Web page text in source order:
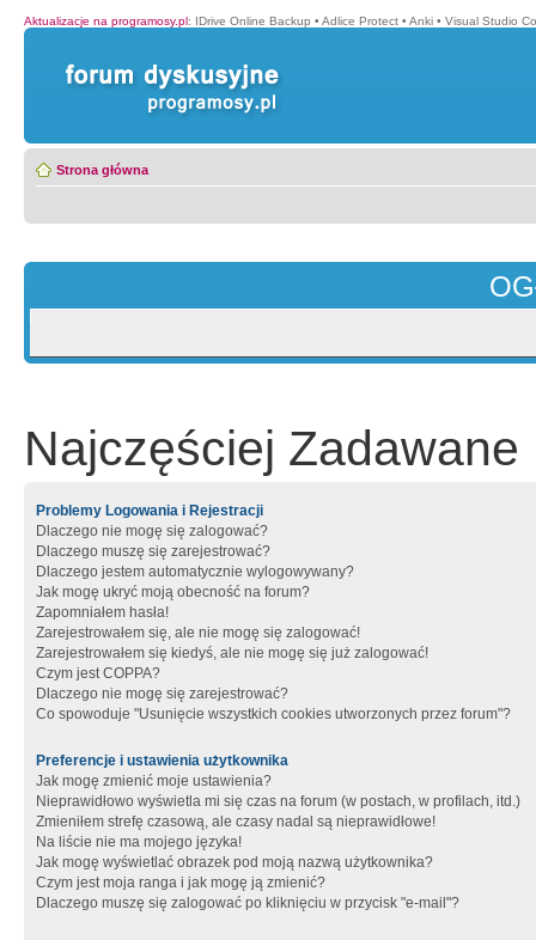
Aktualizacje na programosy.pl: IDrive Online Backup • Adlice Protect • Anki • Visual Studio
Strona główna
Najczęściej Zadawane
Problemy Logowania i Rejestracji
Dlaczego nie mogę się zalogować?
Dlaczego muszę się zarejestrować?
Dlaczego jestem automatycznie wylogowywany?
Jak mogę ukryć moją obecność na forum?
Zapomniałem hasła!
Zarejestrowałem się, ale nie mogę się zalogować!
Zarejestrowałem się kiedyś, ale nie mogę się już zalogować!
Czym jest COPPA?
Dlaczego nie mogę się zarejestrować?
Co spowoduje "Usunięcie wszystkich cookies utworzonych przez forum"?
Preferencje i ustawienia użytkownika
Jak mogę zmienić moje ustawienia?
Nieprawidłowo wyświetla mi się czas na forum (w postach, w profilach, itd.)
Zmieniłem strefę czasową, ale czasy nadal są nieprawidłowe!
Na liście nie ma mojego języka!
Jak mogę wyświetlać obrazek pod moją nazwą użytkownika?
Czym jest moja ranga i jak mogę ją zmienić?
Dlaczego muszę się zalogować po kliknięciu w przycisk "e-mail"?